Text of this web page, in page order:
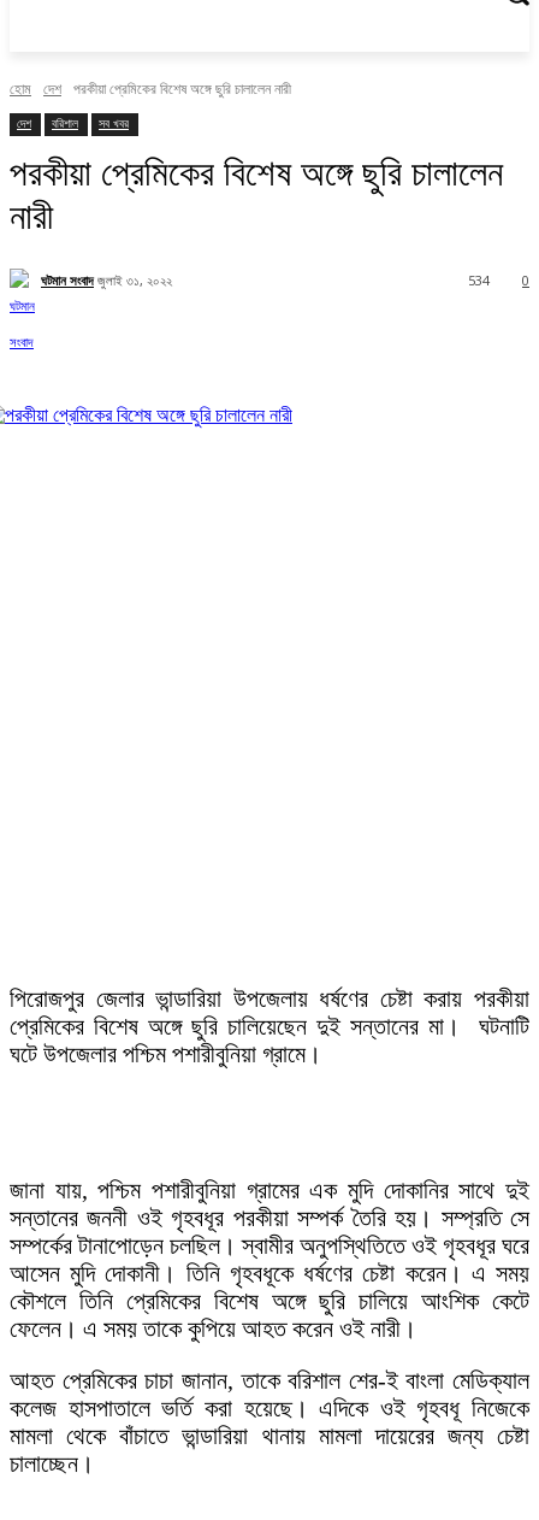
হোম দেশ পরকীয়া প্রেমিকের বিশেষ অঙ্গে ছুরি চালালেন নারী
দেশ বরিশাল সব খবর
পরকীয়া প্রেমিকের বিশেষ অঙ্গে ছুরি চালালেন
নারী
ঘটমান সংবাদ জুলাই ৩১, ২০২২ 0
534
পিরোজপুর জেলার ভান্ডারিয়া উপজেলায় ধর্ষণের চেষ্টা করায় পরকীয়া
প্রেমিকের বিশেষ অঙ্গে ছুরি চালিয়েছেন দুই সন্তানের মা। ঘটনাটি
ঘটে উপজেলার পশ্চিম পশারীবুনিয়া গ্রামে।
জানা যায়, পশ্চিম পশারীবুনিয়া গ্রামের এক মুদি দোকানির সাথে দুই
সন্তানের জননী ওই গৃহবধূর পরকীয়া সম্পর্ক তৈরি হয়। সম্প্রতি সে
সম্পর্কের টানাপোড়েন চলছিল। স্বামীর অনুপস্থিতিতে ওই গৃহবধূর ঘরে
আসেন মুদি দোকানী। তিনি গৃহবধূকে ধর্ষণের চেষ্টা করেন। এ সময়
কৌশলে তিনি প্রেমিকের বিশেষ অঙ্গে ছুরি চালিয়ে আংশিক কেটে
ফেলেন। এ সময় তাকে কুপিয়ে আহত করেন ওই নারী।
আহত প্রেমিকের চাচা জানান, তাকে বরিশাল শের-ই বাংলা মেডিক্যাল
কলেজ হাসপাতালে ভর্তি করা হয়েছে। এদিকে ওই গৃহবধূ নিজেকে
মামলা থেকে বাঁচাতে ভান্ডারিয়া থানায় মামলা দায়েরের জন্য চেষ্টা
চালাচ্ছেন।